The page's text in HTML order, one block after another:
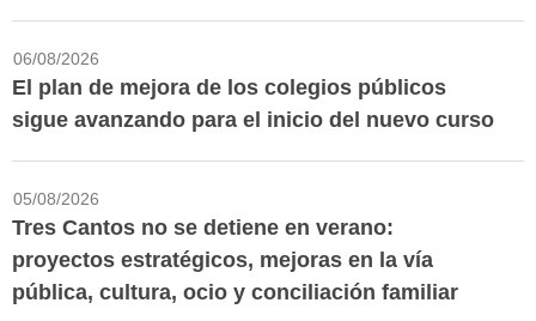
06/08/2026
El plan de mejora de los colegios públicos
sigue avanzando para el inicio del nuevo curso
05/08/2026
Tres Cantos no se detiene en verano:
proyectos estratégicos, mejoras en la vía
pública, cultura, ocio y conciliación familiar